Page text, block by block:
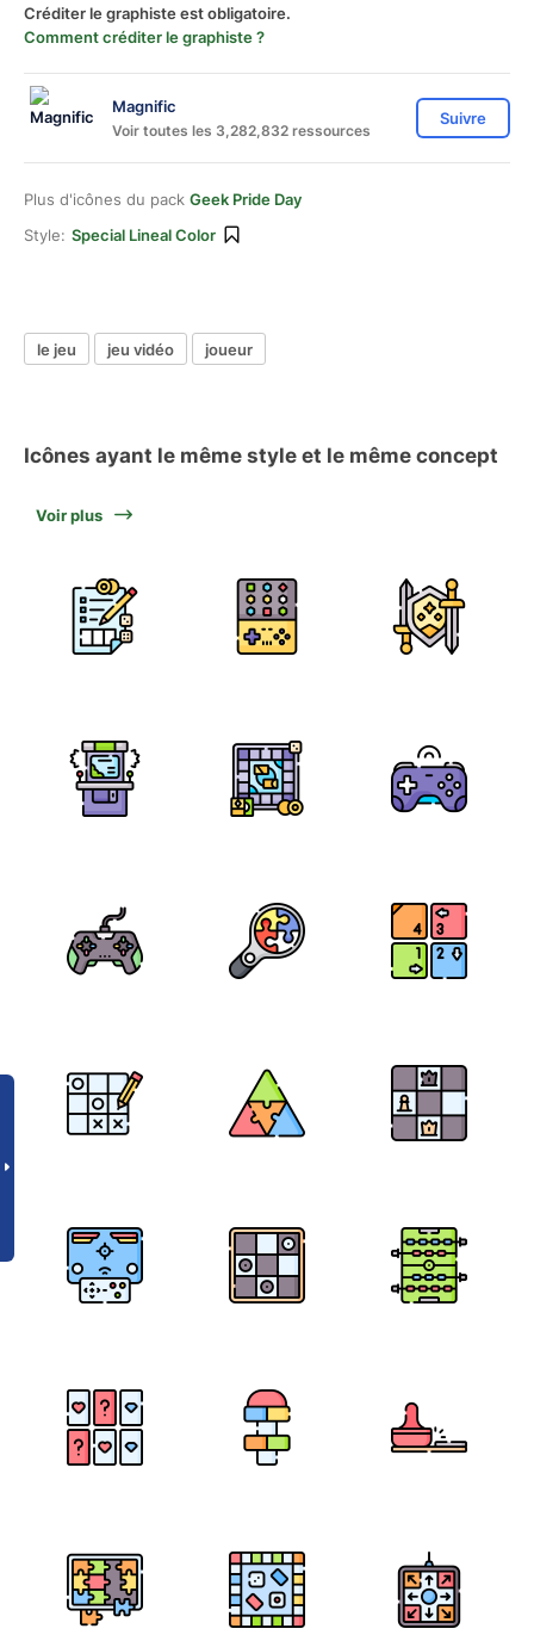
Créditer le graphiste est obligatoire.
Comment créditer le graphiste ?
Magnific
Voir toutes les 3,282,832 ressources
Suivre
Plus d'icônes du pack Geek Pride Day
Style: Special Lineal Color
le jeu jeu vidéo joueur
Icônes ayant le même style et le même concept
Voir plus